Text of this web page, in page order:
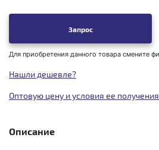
Запрос
Для приобретения данного товара смените
Нашли дешевле?
Оптовую цену и условия ее
Описание